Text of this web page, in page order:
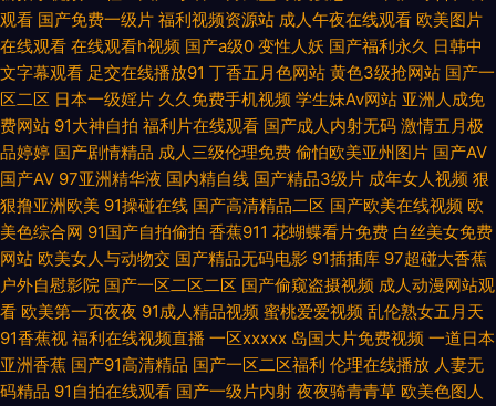
2026男人网站 91黄蜜桃 变态91网站 国产成人天天干 加勒比av123 另类丝
袜美腿 欧美洲三极 无码天美麻豆 91次元网页登录 91传媒性爱视频 91视频官
网社区 91在线视频国产 av色天堂 大香蕉网青青 国产性爱一区 黄色小视频
WW 老湿机午夜剧场 蜜臀福利网 欧美午夜群交 日韩3级网 91大神导航 草草
浮力影院 超碰人人爱人人做 九一新址z叉57 狼友视频首页久久 欧美啊V 欧
美色图日韩 人妻人人爱 日本理伦少妇电影 三级网站 三级网站大全 三级片网
站导航 熟妇人妻中文精品 丝袜人妻中文字幕 天堂在线97 天天草人人草 五月
观看 国产免费一级片 福利视频资源站 成人午夜在线观看 欧美图片
在线观看 在线观看h视频 国产a级0 变性人妖 国产福利永久 日韩中
文字幕观看 足交在线播放91 丁香五月色网站 黄色3级抢网站 国产一
区二区 日本一级婬片 久久免费手机视频 学生妹Av网站 亚洲人成免
费网站 91大神自拍 福利片在线观看 国产成人内射无码 激情五月极
品婷婷 国产剧情精品 成人三级伦理免费 偷怕欧美亚州图片 国产AV
国产AV 97亚洲精华液 国内精自线 国产精品3级片 成年女人视频 狠
狠撸亚洲欧美 91操碰在线 国产高清精品二区 国产欧美在线视频 欧
美色综合网 91国产自拍偷拍 香蕉911 花蝴蝶看片免费 白丝美女免费
网站 欧美女人与动物交 国产精品无码电影 91插插库 97超碰大香蕉
户外自慰影院 国产一区二区二区 国产偷窥盗摄视频 成人动漫网站观
看 欧美第一页夜夜 91成人精品视频 蜜桃爱爱视频 乱伦熟女五月天
91香蕉视 福利在线视频直播 一区xxxxx 岛国大片免费视频 一道日本
亚洲香蕉 国产91高清精品 国产一区二区福利 伦理在线播放 人妻无
码精品 91自拍在线观看 国产一级片内射 夜夜骑青青草 欧美色图人